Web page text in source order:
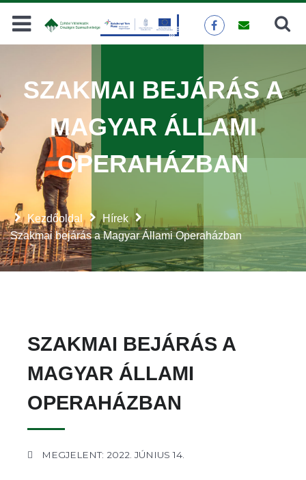
Keresés
Kezdőoldal
Hírek
Szakmai bejárás a Magyar Állami Operaházban
SZAKMAI BEJÁRÁS A
MAGYAR ÁLLAMI
OPERAHÁZBAN
SZAKMAI BEJÁRÁS A
MAGYAR ÁLLAMI
OPERAHÁZBAN
MEGJELENT: 2022. JÚNIUS 14.